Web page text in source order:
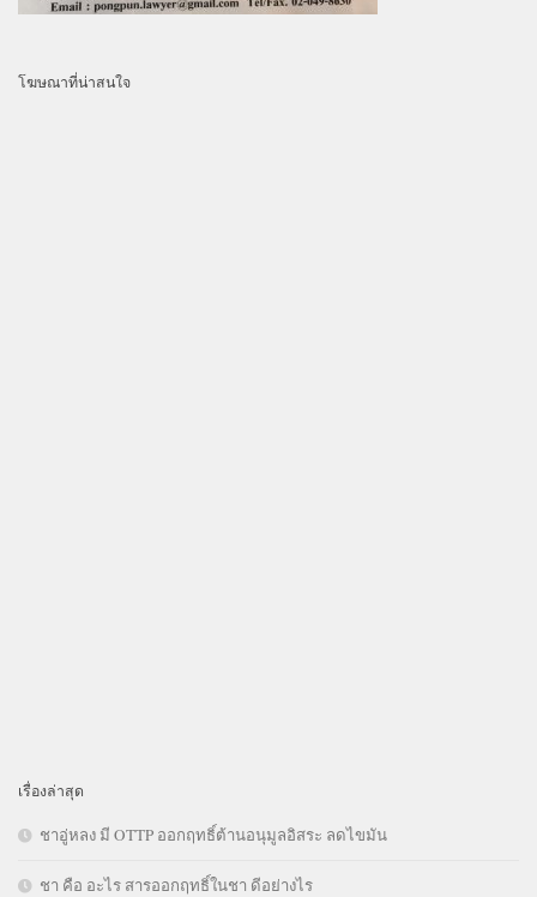
โฆษณาที่น่าสนใจ
เรื่องล่าสุด
ชาอู่หลง มี OTTP ออกฤทธิ์ต้านอนุมูลอิสระ ลดไขมัน
ชา คือ อะไร สารออกฤทธิ์ในชา ดีอย่างไร